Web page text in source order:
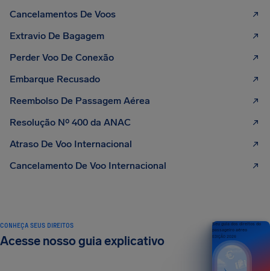
Cancelamentos De Voos
Extravio De Bagagem
Perder Voo De Conexão
Embarque Recusado
Reembolso De Passagem Aérea
Resolução Nº 400 da ANAC
Atraso De Voo Internacional
Cancelamento De Voo Internacional
CONHEÇA SEUS DIREITOS
Acesse nosso guia explicativo
Seu guia dos direitos do
passageiro aéreo
EDIÇÃO 2026